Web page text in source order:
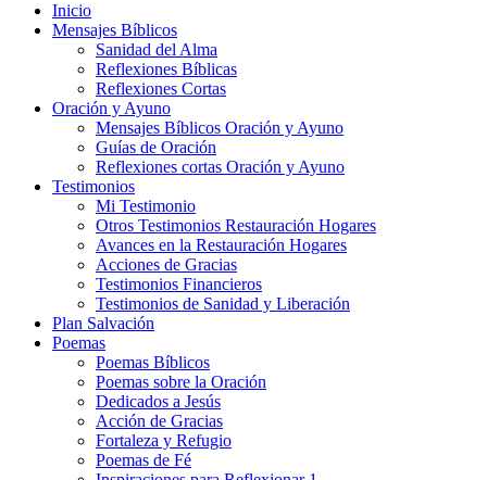
Inicio
Mensajes Bíblicos
Sanidad del Alma
Reflexiones Bíblicas
Reflexiones Cortas
Oración y Ayuno
Mensajes Bíblicos Oración y Ayuno
Guías de Oración
Reflexiones cortas Oración y Ayuno
Testimonios
Mi Testimonio
Otros Testimonios Restauración Hogares
Avances en la Restauración Hogares
Acciones de Gracias
Testimonios Financieros
Testimonios de Sanidad y Liberación
Plan Salvación
Poemas
Poemas Bíblicos
Poemas sobre la Oración
Dedicados a Jesús
Acción de Gracias
Fortaleza y Refugio
Poemas de Fé